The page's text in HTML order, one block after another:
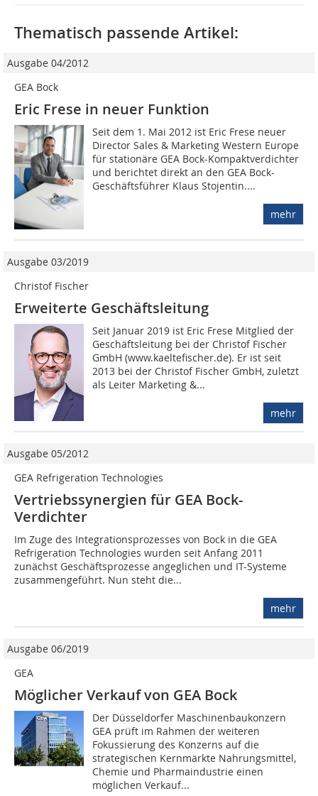
Thematisch passende Artikel:
Ausgabe 04/2012
GEA Bock
Eric Frese in neuer Funktion
Seit dem 1. Mai 2012 ist Eric Frese neuer
Director Sales & Marketing Western Europe
für stationäre GEA Bock-Kompaktverdichter
und berichtet direkt an den GEA Bock-
Geschäftsführer Klaus Stojentin....
mehr
Ausgabe 03/2019
Christof Fischer
Erweiterte Geschäftsleitung
Seit Januar 2019 ist Eric Frese Mitglied der
Geschäftsleitung bei der Christof Fischer
GmbH (www.kaeltefischer.de). Er ist seit
2013 bei der Christof Fischer GmbH, zuletzt
als Leiter Marketing &...
mehr
Ausgabe 05/2012
GEA Refrigeration Technologies
Vertriebssynergien für GEA Bock-
Verdichter
Im Zuge des Integrationsprozesses von Bock in die GEA
Refrigeration Technologies wurden seit Anfang 2011
zunächst Geschäftsprozesse angeglichen und IT-Systeme
zusammengeführt. Nun steht die...
mehr
Ausgabe 06/2019
GEA
Möglicher Verkauf von GEA Bock
Der Düsseldorfer Maschinenbaukonzern
GEA prüft im Rahmen der weiteren
Fokussierung des Konzerns auf die
strategischen Kernmärkte Nahrungsmittel,
Chemie und Pharmaindustrie einen
möglichen Verkauf...